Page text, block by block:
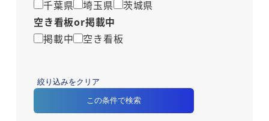
千葉県 埼玉県
茨城県
空き看板or掲載中
掲載中
空き看板
絞り込みをクリア
この条件で検索